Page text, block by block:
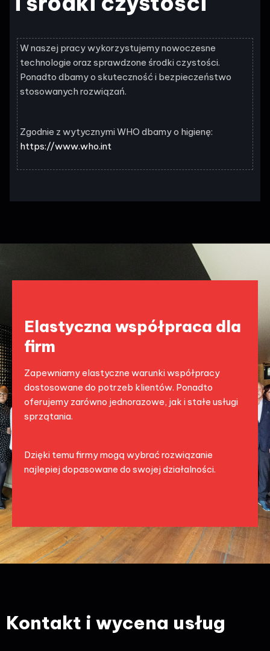
W naszej pracy wykorzystujemy nowoczesne
technologie oraz sprawdzone środki czystości.
Ponadto dbamy o skuteczność i bezpieczeństwo
stosowanych rozwiązań.
Zgodnie z wytycznymi WHO dbamy o higienę:
https://www.who.int
Elastyczna współpraca dla
firm
Zapewniamy elastyczne warunki współpracy
dostosowane do potrzeb klientów. Ponadto
oferujemy zarówno jednorazowe, jak i stałe usługi
sprzątania.
Dzięki temu firmy mogą wybrać rozwiązanie
najlepiej dopasowane do swojej działalności.
Kontakt i wycena usług